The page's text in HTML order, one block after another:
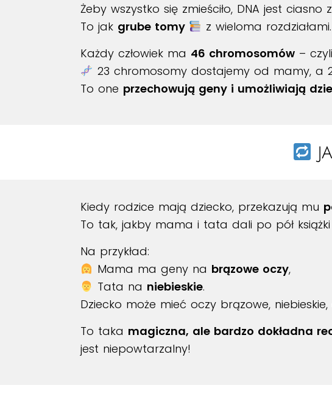
Żeby wszystko się zmieściło, DNA jest
To jak grube tomy
z wieloma rozdziałami.
Każdy człowiek ma 46 chromosomów – czyli
23 chromosomy dostajemy od mamy, a
To one przechowują geny i umożliwiają
Kiedy rodzice mają dziecko, przekazują mu
To tak, jakby mama i tata dali po pół książki
Na przykład:
Mama ma geny na brązowe oczy,
Tata na niebieskie.
Dziecko może mieć oczy brązowe,
To taka magiczna, ale bardzo dokładna
jest niepowtarzalny!